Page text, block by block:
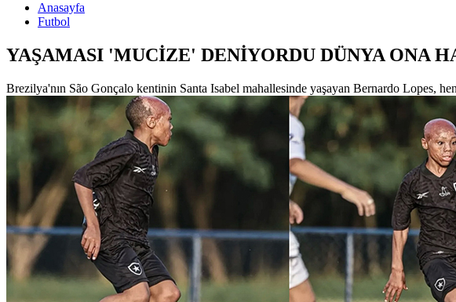
Anasayfa
Futbol
YAŞAMASI 'MUCİZE' DENİYORDU DÜNYA ONA
Brezilya'nın São Gonçalo kentinin Santa Isabel mahallesinde yaşayan Bernardo Lopes,